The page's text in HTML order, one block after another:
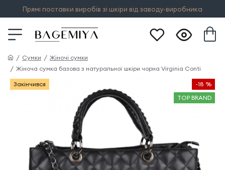
Прямі поставки виробів зі шкіри від заводу-виробника
Сумки
Жіночі сумки
Жіноча сумка базова з натуральної шкіри чорна Virginia Conti
TOP BRAND
-18 %
Закінчився